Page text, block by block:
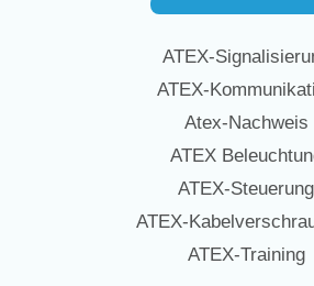
ATEX-
ATEX-
Atex-Nachweis
ATEX
ATEX-Steuerung
ATEX-
ATEX-Training